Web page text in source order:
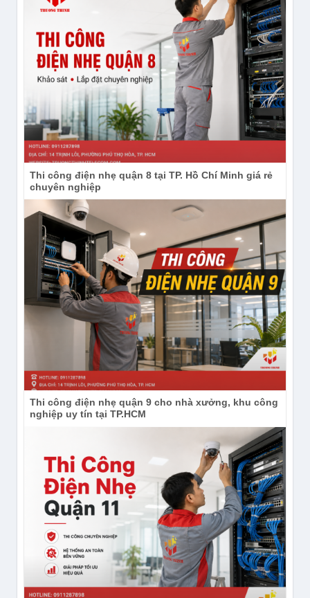
Thi công điện nhẹ quận 8 tại TP. Hồ Chí Minh giá rẻ
chuyên nghiệp
Thi công điện nhẹ quận 9 cho nhà xưởng, khu công
nghiệp uy tín tại TP.HCM